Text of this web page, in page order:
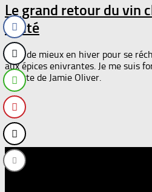
Le grand retour du vin
fruité
Quoi de mieux en hiver pour se
aux épices enivrantes. Je me suis
recette de Jamie Oliver.
Suivre :